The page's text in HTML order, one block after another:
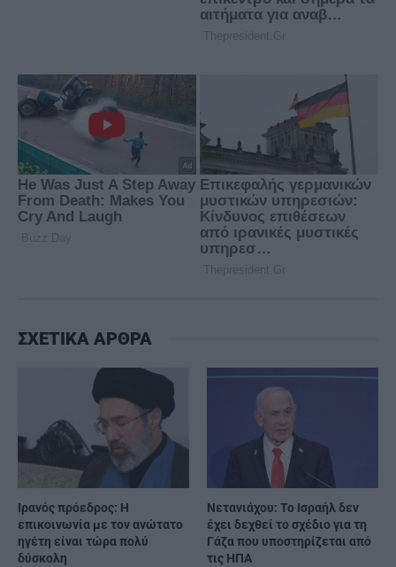
ΣΧΕΤΙΚΑ ΑΡΘΡΑ
Ιρανός πρόεδρος: Η
επικοινωνία με τον ανώτατο
ηγέτη είναι τώρα πολύ
δύσκολη
Νετανιάχου: Το Ισραήλ δεν
έχει δεχθεί το σχέδιο για τη
Γάζα που υποστηρίζεται από
τις ΗΠΑ